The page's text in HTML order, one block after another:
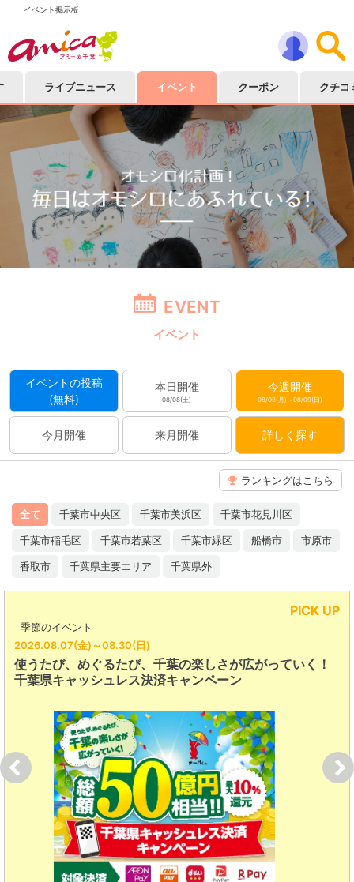
イベント掲示板
ライブニュース イベント クーポン クチコ
EVENT
イベント
本日開催
08/08(土)
今週開催
08/03(月)～08/09(日)
今月開催 来月開催 詳しく探す
イベントの投稿
(無料)
ランキングはこちら
全て 千葉市中央区 千葉市美浜区 千葉市花見川区
千葉市稲毛区 千葉市若葉区 千葉市緑区 船橋市 市原市
香取市 千葉県主要エリア 千葉県外
PICK UP
節のイベント
金)～08.30(日)
たび、めぐるたび、千葉の楽しさが広がっていく！
県キャッシュレス決済キャンペーン